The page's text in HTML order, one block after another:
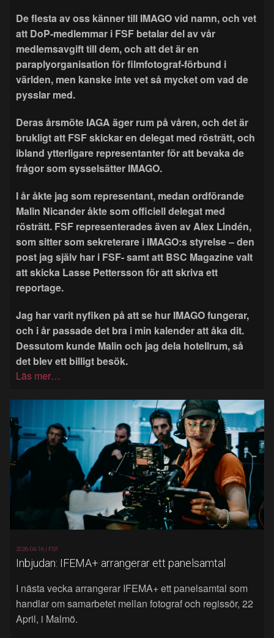
De flesta av oss känner till IMAGO vid namn, och vet
att DoP-medlemmar i FSF betalar del av vår
medlemsavgift till dem, och att det är en
paraplyorganisation för filmfotograf-förbund i
världen, men kanske inte vet så mycket om vad de
pysslar med.
Deras årsmöte IAGA äger rum på våren, och det är
brukligt att FSF skickar en delegat med rösträtt, och
ibland ytterligare representanter för att bevaka de
frågor som sysselsätter IMAGO.
I år åkte jag som representant, medan ordförande
Malin Nicander åkte som officiell delegat med
rösträtt. FSF representerades även av Alex Lindén,
som sitter som sekreterare i IMAGO:s styrelse – den
post jag själv har i FSF- samt att BSC Magazine valt
att skicka Lasse Pettersson för att skriva ett
reportage.
Jag har varit nyfiken på att se hur IMAGO fungerar,
och i år passade det bra i min kalender att åka dit.
Dessutom kunde Malin och jag dela hotellrum, så
det blev ett billigt besök.
Läs mer…
2026-04-16 | FSF
Inbjudan: IFEMA+ arrangerar ett panelsamtal
I nästa vecka arrangerar IFEMA+ ett panelsamtal som
handlar om samarbetet mellan fotograf och regissör, 22
April, i Malmö.